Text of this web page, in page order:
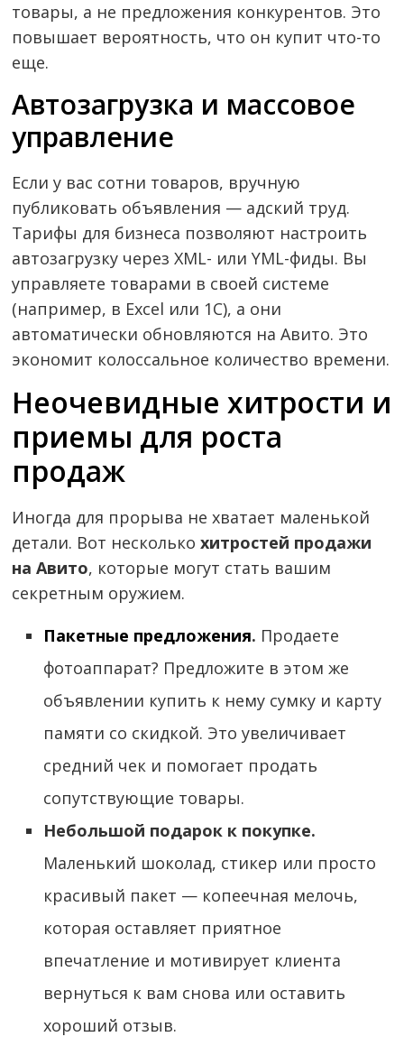
товары, а не предложения конкурентов. Это
повышает вероятность, что он купит что-то
еще.
Автозагрузка и массовое
управление
Если у вас сотни товаров, вручную
публиковать объявления — адский труд.
Тарифы для бизнеса позволяют настроить
автозагрузку через XML- или YML-фиды. Вы
управляете товарами в своей системе
(например, в Excel или 1С), а они
автоматически обновляются на Авито. Это
экономит колоссальное количество времени.
Неочевидные хитрости и
приемы для роста
продаж
Иногда для прорыва не хватает маленькой
детали. Вот несколькохитростей продажи
на Авито, которые могут стать вашим
секретным оружием.
Пакетные предложения. Продаете
фотоаппарат? Предложите в этом же
объявлении купить к нему сумку и карту
памяти со скидкой. Это увеличивает
средний чек и помогает продать
сопутствующие товары.
Небольшой подарок к покупке.
Маленький шоколад, стикер или просто
красивый пакет — копеечная мелочь,
которая оставляет приятное
впечатление и мотивирует клиента
вернуться к вам снова или оставить
хороший отзыв.